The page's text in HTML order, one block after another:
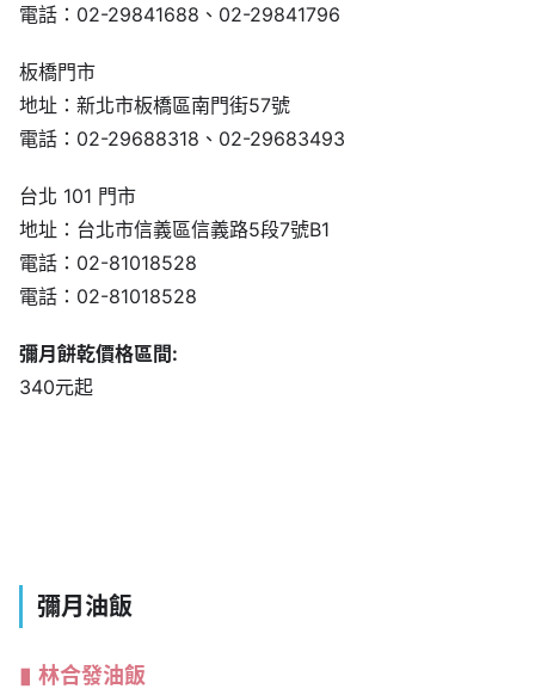
電話：02-29841688、02-29841796
板橋門市
地址：新北市板橋區南門街57號
電話：02-29688318、02-29683493
台北 101 門市
地址：台北市信義區信義路5段7號B1
電話：02-81018528
電話：02-81018528
彌月餅乾價格區間:
340元起
彌月油飯
林合發油飯